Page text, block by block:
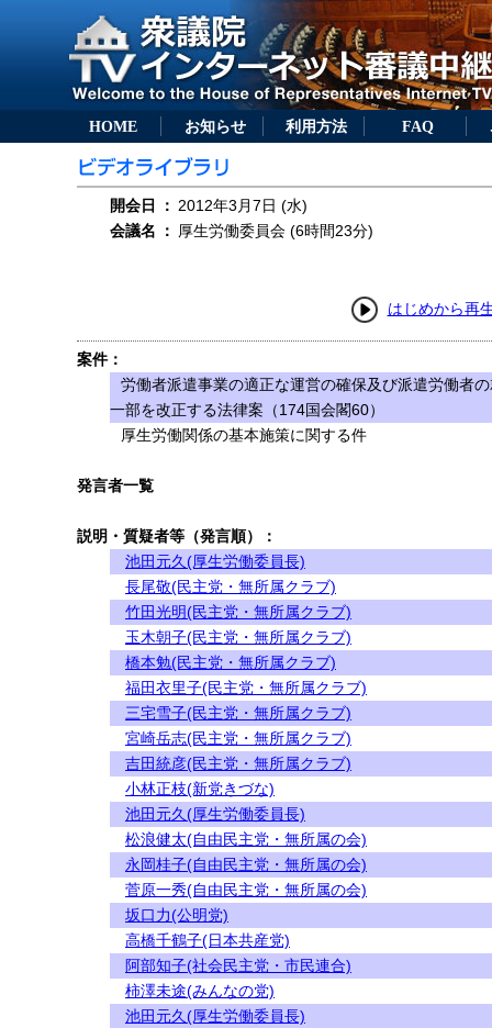
HOME お知らせ 利用方法 FAQ
開会日 ： 2012年3月7日 (水)
会議名
： 厚生労働委員会 (6時間23分)
はじめから再
案件：
労働者派遣事業の適正な運営の確保及び派遣労働者
一部を改正する法律案（174国会閣60）
厚生労働関係の基本施策に関する件
発言者一覧
説明・質疑者等（発言順）：
池田元久(厚生労働委員長)
長尾敬(民主党・無所属クラブ)
竹田光明(民主党・無所属クラブ)
玉木朝子(民主党・無所属クラブ)
橋本勉(民主党・無所属クラブ)
福田衣里子(民主党・無所属クラブ)
三宅雪子(民主党・無所属クラブ)
宮崎岳志(民主党・無所属クラブ)
吉田統彦(民主党・無所属クラブ)
小林正枝(新党きづな)
池田元久(厚生労働委員長)
松浪健太(自由民主党・無所属の会)
永岡桂子(自由民主党・無所属の会)
菅原一秀(自由民主党・無所属の会)
坂口力(公明党)
高橋千鶴子(日本共産党)
阿部知子(社会民主党・市民連合)
柿澤未途(みんなの党)
池田元久(厚生労働委員長)